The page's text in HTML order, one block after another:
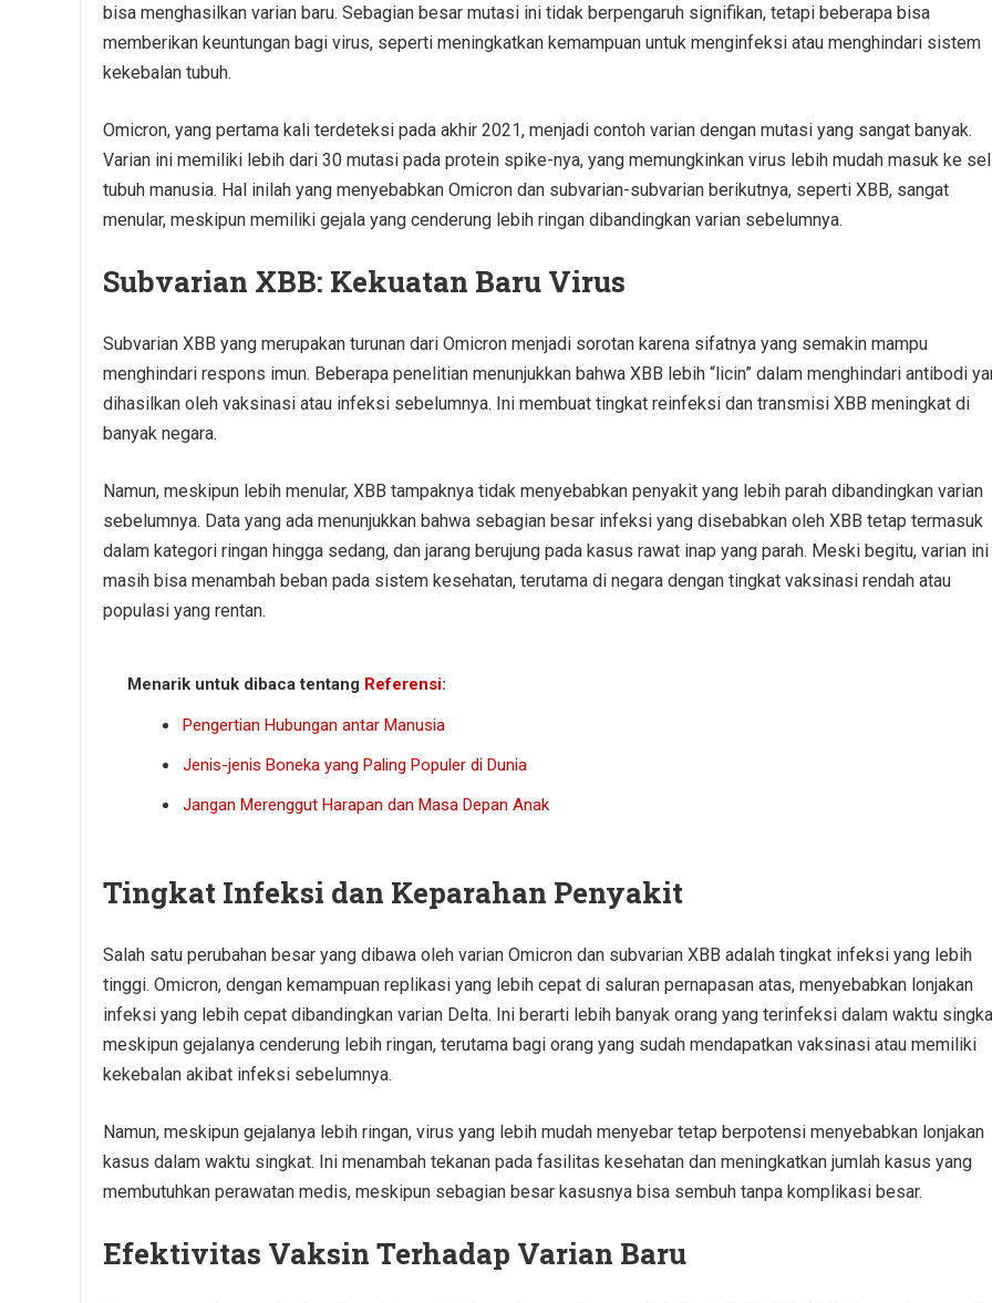
bisa menghasilkan varian baru. Sebagian besar mutasi ini tidak berpengaruh signifikan, tetapi beberapa bisa
memberikan keuntungan bagi virus, seperti meningkatkan kemampuan untuk menginfeksi atau menghindari sistem
kekebalan tubuh.
Omicron, yang pertama kali terdeteksi pada akhir 2021, menjadi contoh varian dengan mutasi yang sangat banyak.
Varian ini memiliki lebih dari 30 mutasi pada protein spike-nya, yang memungkinkan virus lebih mudah masuk ke sel
tubuh manusia. Hal inilah yang menyebabkan Omicron dan subvarian-subvarian berikutnya, seperti XBB, sangat
menular, meskipun memiliki gejala yang cenderung lebih ringan dibandingkan varian sebelumnya.
Subvarian XBB: Kekuatan Baru Virus
Subvarian XBB yang merupakan turunan dari Omicron menjadi sorotan karena sifatnya yang semakin mampu
menghindari respons imun. Beberapa penelitian menunjukkan bahwa XBB lebih “licin” dalam menghindari antibodi
dihasilkan oleh vaksinasi atau infeksi sebelumnya. Ini membuat tingkat reinfeksi dan transmisi XBB meningkat di
banyak negara.
Namun, meskipun lebih menular, XBB tampaknya tidak menyebabkan penyakit yang lebih parah dibandingkan varian
sebelumnya. Data yang ada menunjukkan bahwa sebagian besar infeksi yang disebabkan oleh XBB tetap termasuk
dalam kategori ringan hingga sedang, dan jarang berujung pada kasus rawat inap yang parah. Meski begitu, varian ini
masih bisa menambah beban pada sistem kesehatan, terutama di negara dengan tingkat vaksinasi rendah atau
populasi yang rentan.
Menarik untuk dibaca tentang Referensi:
Pengertian Hubungan antar Manusia
Jenis-jenis Boneka yang Paling Populer di Dunia
Jangan Merenggut Harapan dan Masa Depan Anak
Tingkat Infeksi dan Keparahan Penyakit
Salah satu perubahan besar yang dibawa oleh varian Omicron dan subvarian XBB adalah tingkat infeksi yang lebih
tinggi. Omicron, dengan kemampuan replikasi yang lebih cepat di saluran pernapasan atas, menyebabkan lonjakan
infeksi yang lebih cepat dibandingkan varian Delta. Ini berarti lebih banyak orang yang terinfeksi dalam waktu
meskipun gejalanya cenderung lebih ringan, terutama bagi orang yang sudah mendapatkan vaksinasi atau memiliki
kekebalan akibat infeksi sebelumnya.
Namun, meskipun gejalanya lebih ringan, virus yang lebih mudah menyebar tetap berpotensi menyebabkan lonjakan
kasus dalam waktu singkat. Ini menambah tekanan pada fasilitas kesehatan dan meningkatkan jumlah kasus yang
membutuhkan perawatan medis, meskipun sebagian besar kasusnya bisa sembuh tanpa komplikasi besar.
Efektivitas Vaksin Terhadap Varian Baru